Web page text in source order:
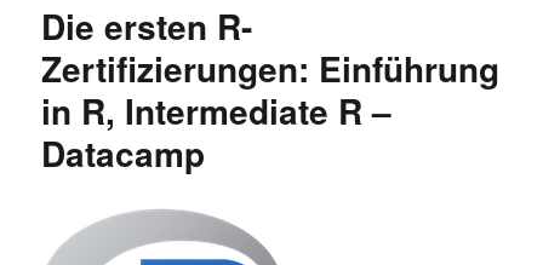
programmieren
Writing
functions
in
R
(DataCamp,
Charlotte
Die ersten R-
Zertifizierungen: Einführung
in R, Intermediate R –
Datacamp